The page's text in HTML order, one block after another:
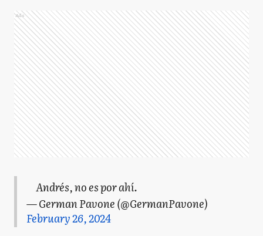
Ads
Andrés, no es por ahí.
— German Pavone (@GermanPavone)
February 26, 2024